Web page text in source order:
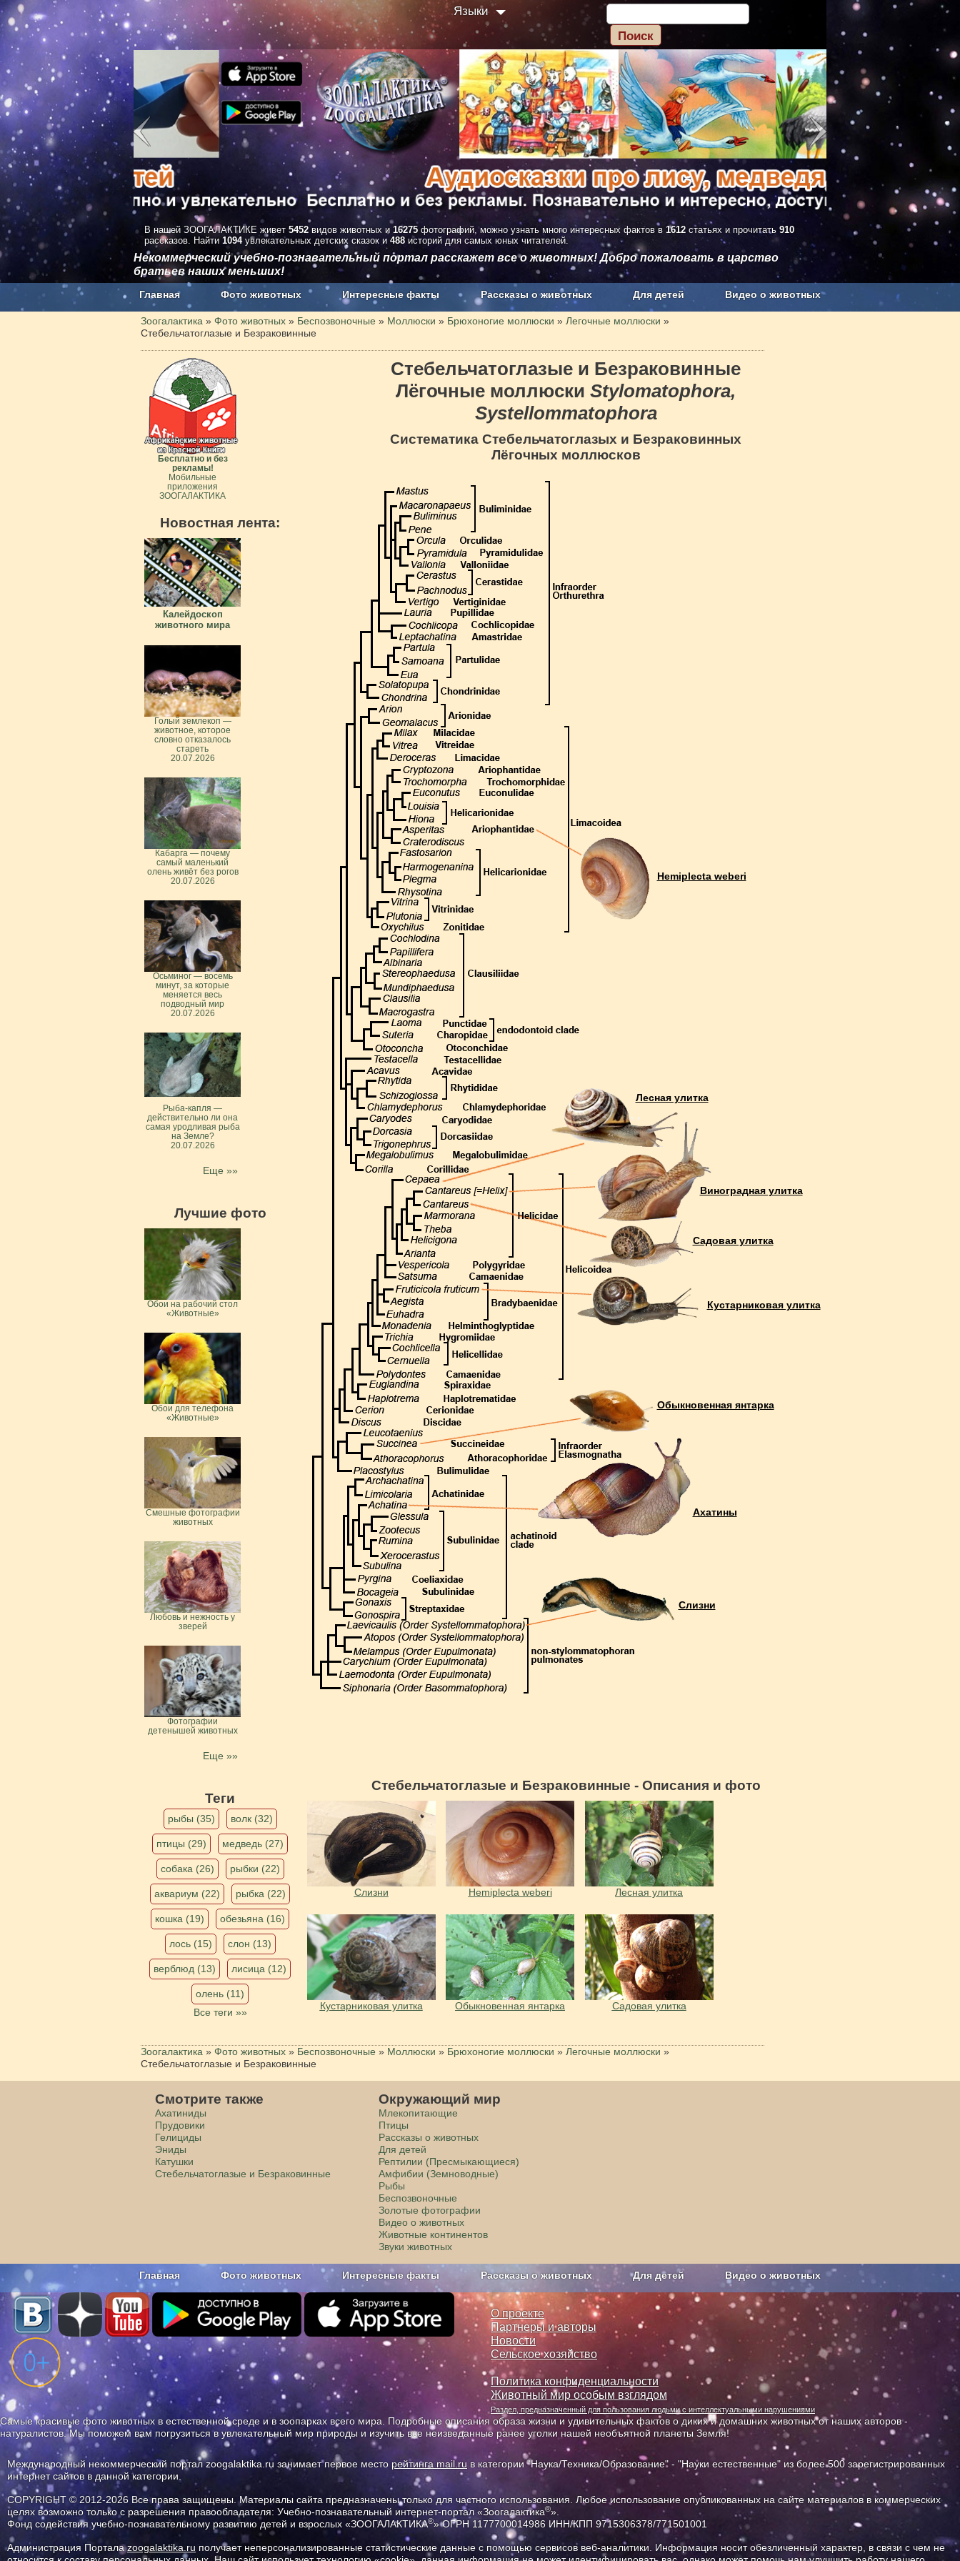
Языки
В нашей ЗООГАЛАКТИКЕ живет 5452 видов животных и 16275 фотографий, можно узнать много интересных фактов в 1612 статьях и прочитать 910
рассказов. Найти 1094увлекательных детских сказок и 488 историй для самых юных читателей.
Некоммерческий учебно-познавательный портал расскажет все о животных! Добро пожаловать в царство
братьев наших меньших!
Главная Фото животных Интересные факты Рассказы о животных Для детей Видео о животных
Наши приложения. Бесплатно и без рекламы О проекте
Зоогалактика » Фото животных » Беспозвоночные » Моллюски » Брюхоногие моллюски » Легочные моллюски »
Стебельчатоглазые и Безраковинные
Стебельчатоглазые и Безраковинные
Лёгочные моллюски Stylomatophora,
Systellommatophora
Систематика Стебельчатоглазых и Безраковинных
Лёгочных моллюсков
Hemiplecta weberi
Лесная улитка
Виноградная улитка
Садовая улитка
Кустарниковая улитка
Обыкновенная янтарка
Ахатины
Слизни
Стебельчатоглазые и Безраковинные - Описания и фото
Слизни Hemiplecta weberi Лесная улитка
Кустарниковая улитка Обыкновенная янтарка Садовая улитка
Бесплатно и без
рекламы!
Мобильные
приложения
ЗООГАЛАКТИКА
Новостная лента:
Калейдоскоп
животного мира
Голый землекоп —
животное, которое
словно отказалось
стареть
20.07.2026
Кабарга — почему
самый маленький
олень живёт без рогов
20.07.2026
Осьминог — восемь
минут, за которые
меняется весь
подводный мир
20.07.2026
Рыба-капля —
действительно ли она
самая уродливая рыба
на Земле?
20.07.2026
Еще »»
Лучшие фото
Обои на рабочий стол
«Животные»
Обои для телефона
«Животные»
Смешные фотографии
животных
Любовь и нежность у
зверей
Фотографии
детенышей животных
Еще »»
Теги
рыбы (35) волк (32)
птицы (29) медведь (27)
собака (26) рыбки (22)
аквариум (22) рыбка (22)
кошка (19) обезьяна (16)
лось (15) слон (13)
верблюд (13) лисица (12)
олень (11)
Все теги »»
Зоогалактика » Фото животных » Беспозвоночные » Моллюски » Брюхоногие моллюски » Легочные моллюски »
Стебельчатоглазые и Безраковинные
Смотрите также
Ахатиниды
Прудовики
Гелициды
Эниды
Катушки
Стебельчатоглазые и Безраковинные
Окружающий мир
Млекопитающие
Птицы
Рассказы о животных
Для детей
Рептилии (Пресмыкающиеся)
Амфибии (Земноводные)
Рыбы
Беспозвоночные
Золотые фотографии
Видео о животных
Животные континентов
Звуки животных
Главная Фото животных Интересные факты Рассказы о животных Для детей Видео о животных
Наши приложения. Бесплатно и без рекламы О проекте Сельское хозяйство
О проекте
Партнеры и авторы
Новости
Сельское хозяйство
Политика конфиденциальности
Животный мир особым взглядом
Раздел, предназначенный для пользования людьми с интеллектуальными нарушениями
Самые красивые фото животных в естественной среде и в зоопарках всего мира. Подробные описания образа жизни и удивительных фактов о диких и домашних животных от наших авторов -
натуралистов. Мы поможем вам погрузиться в увлекательный мир природы и изучить все неизведанные ранее уголки нашей необъятной планеты Земля!
Международный некоммерческий портал zoogalaktika.ru занимает первое место рейтинга mail.ru в категории "Наука/Техника/Образование" - "Науки естественные" из более 500 зарегистрированных
интернет сайтов в данной категории.
COPYRIGHT © 2012-2026 Все права защищены. Материалы сайта предназначены только для частного использования. Любое использование опубликованных на сайте материалов в коммерческих
целях возможно только с разрешения правообладателя: Учебно-познавательный интернет-портал «Зоогалактика®».
Фонд содействия учебно-познавательному развитию детей и взрослых «ЗООГАЛАКТИКА®» ОГРН 1177700014986 ИНН/КПП 9715306378/771501001
Администрация Порталаzoogalaktika.ru получает неперсонализированные статистические данные с помощью сервисов веб-аналитики. Информация носит обезличенный характер, в связи с чем не